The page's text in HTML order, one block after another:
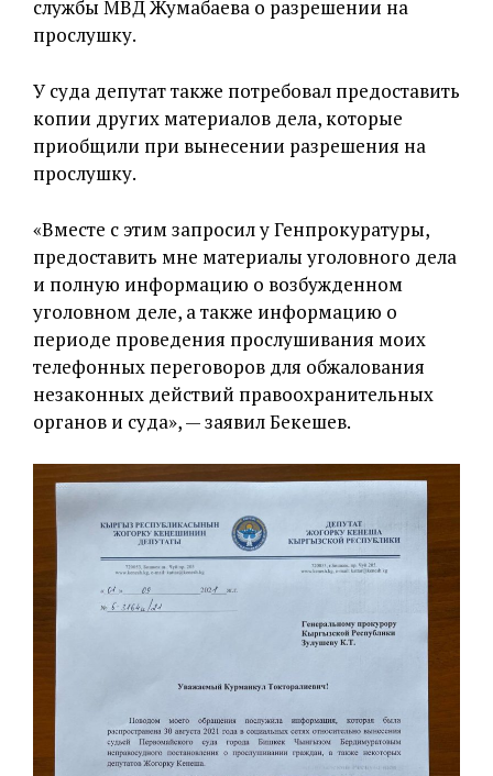
службы МВД Жумабаева о разрешении на
прослушку.
У суда депутат также потребовал предоставить
копии других материалов дела, которые
приобщили при вынесении разрешения на
прослушку.
«Вместе с этим запросил у Генпрокуратуры,
предоставить мне материалы уголовного дела
и полную информацию о возбужденном
уголовном деле, а также информацию о
периоде проведения прослушивания моих
телефонных переговоров для обжалования
незаконных действий правоохранительных
органов и суда», — заявил Бекешев.